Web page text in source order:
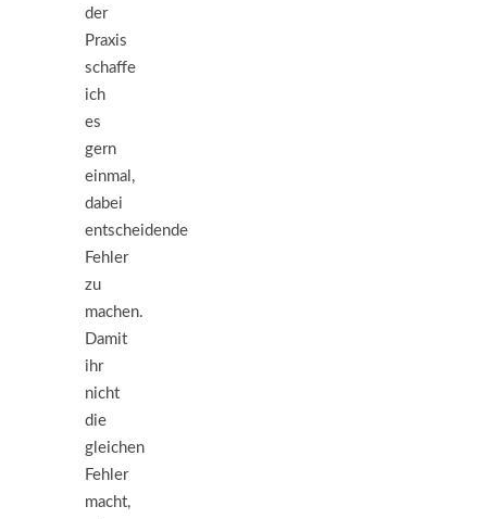
der
Praxis
schaffe
ich
es
gern
einmal,
dabei
entscheidende
Fehler
zu
machen.
Damit
ihr
nicht
die
gleichen
Fehler
macht,